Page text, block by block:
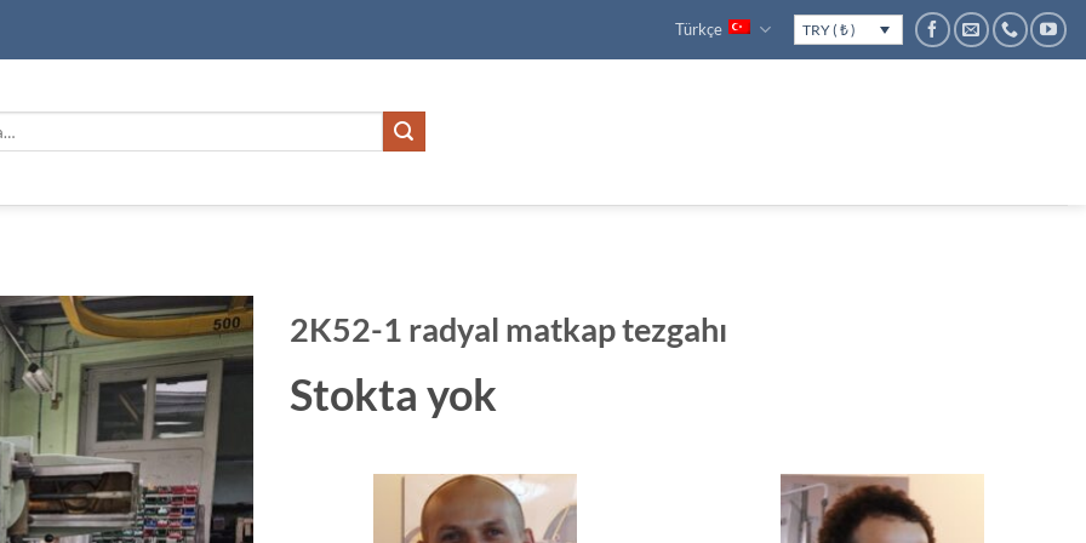
Türkçe TRY ( ₺ )
2K52-1 radyal matkap tezgahı
Stokta yok